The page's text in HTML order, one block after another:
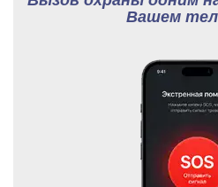
Вашем